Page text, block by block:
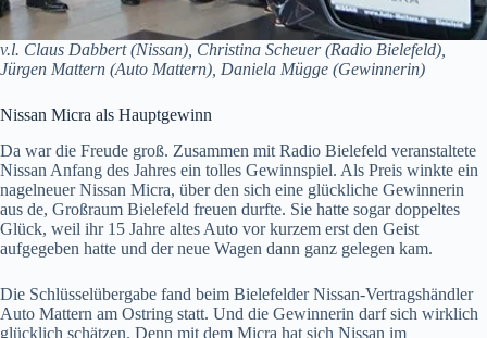
v.l. Claus Dabbert (Nissan), Christina Scheuer (Radio Bielefeld),
Jürgen Mattern (Auto Mattern), Daniela Mügge (Gewinnerin)
Nissan Micra als Hauptgewinn
Da war die Freude groß. Zusammen mit Radio Bielefeld veranstaltete
Nissan Anfang des Jahres ein tolles Gewinnspiel. Als Preis winkte ein
nagelneuer Nissan Micra, über den sich eine glückliche Gewinnerin
aus de, Großraum Bielefeld freuen durfte. Sie hatte sogar doppeltes
Glück, weil ihr 15 Jahre altes Auto vor kurzem erst den Geist
aufgegeben hatte und der neue Wagen dann ganz gelegen kam.
Die Schlüsselübergabe fand beim Bielefelder Nissan-Vertragshändler
Auto Mattern am Ostring statt. Und die Gewinnerin darf sich wirklich
glücklich schätzen. Denn mit dem Micra hat sich Nissan im